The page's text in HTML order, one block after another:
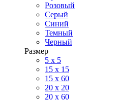
Розовый
Серый
Синий
Темный
Черный
Размер
5 x 5
15 x 15
15 x 60
20 х 20
20 x 60